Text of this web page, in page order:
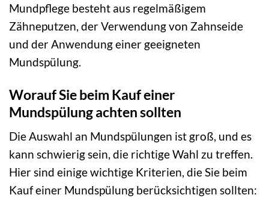
Mundpflege besteht aus regelmäßigem
Zähneputzen, der Verwendung von Zahnseide
und der Anwendung einer geeigneten
Mundspülung.
Worauf Sie beim Kauf einer
Mundspülung achten sollten
Die Auswahl an Mundspülungen ist groß, und es
kann schwierig sein, die richtige Wahl zu treffen.
Hier sind einige wichtige Kriterien, die Sie beim
Kauf einer Mundspülung berücksichtigen sollten: